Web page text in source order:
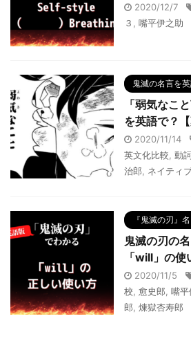
2020/12/7
３
嘴平伊之助
鬼滅の名言を英
「弱気なこ
を英語で？
2020/11/14
英文化比較 動詞
治郎
ネイティ
『鬼滅の刃』
鬼滅の刃の
「will」の使
2020/11/5
校 愈史郎 嘴平
郎 煉獄杏寿郎